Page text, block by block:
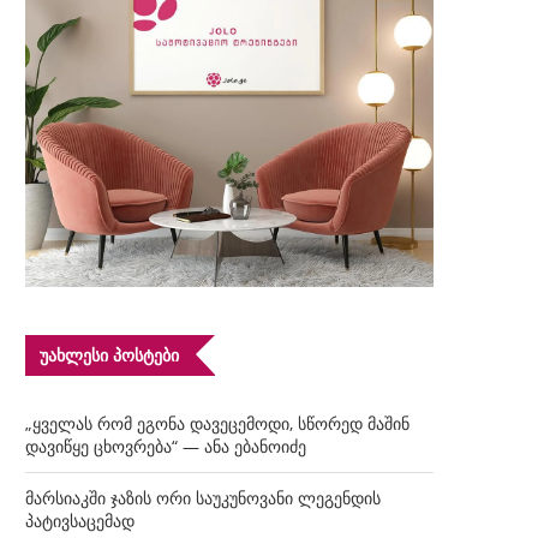
ᲣᲐᲮᲚᲔᲡᲘ ᲞᲝᲡᲢᲔᲑᲘ
„ყველას რომ ეგონა დავეცემოდი, სწორედ მაშინ
დავიწყე ცხოვრება“ — ანა ებანოიძე
მარსიაკში ჯაზის ორი საუკუნოვანი ლეგენდის
პატივსაცემად